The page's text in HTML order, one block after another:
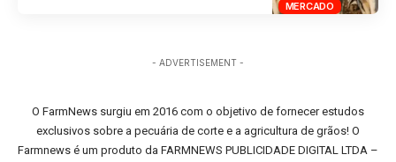
MERCADO
- ADVERTISEMENT -
O FarmNews surgiu em 2016 com o objetivo de fornecer estudos
exclusivos sobre a pecuária de corte e a agricultura de grãos! O
Farmnews é um produto da FARMNEWS PUBLICIDADE DIGITAL LTDA –